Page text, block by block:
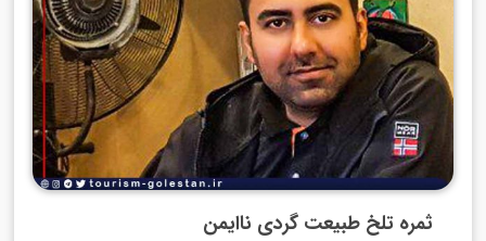
ثمره تلخ طبیعت گردی ناایمن